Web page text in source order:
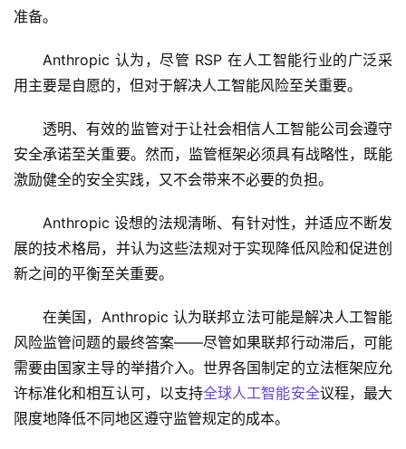
准备。
Anthropic 认为，尽管 RSP 在人工智能行业的广泛采
用主要是自愿的，但对于解决人工智能风险至关重要。
透明、有效的监管对于让社会相信人工智能公司会遵守
安全承诺至关重要。然而，监管框架必须具有战略性，既能
激励健全的安全实践，又不会带来不必要的负担。
Anthropic 设想的法规清晰、有针对性，并适应不断发
展的技术格局，并认为这些法规对于实现降低风险和促进创
新之间的平衡至关重要。
在美国，Anthropic 认为联邦立法可能是解决人工智能
风险监管问题的最终答案——尽管如果联邦行动滞后，可能
需要由国家主导的举措介入。世界各国制定的立法框架应允
许标准化和相互认可，以支持全球人工智能安全议程，最大
限度地降低不同地区遵守监管规定的成本。